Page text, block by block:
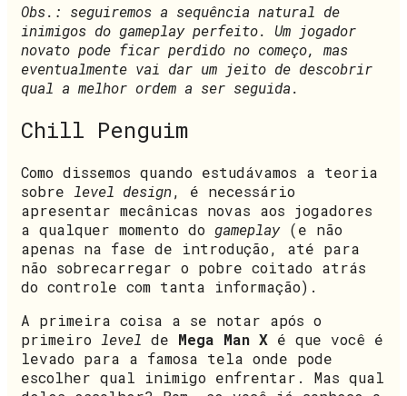
Obs.: seguiremos a sequência natural de
inimigos do gameplay perfeito. Um jogador
novato pode ficar perdido no começo, mas
eventualmente vai dar um jeito de descobrir
qual a melhor ordem a ser seguida.
Chill Penguim
Como dissemos quando estudávamos a teoria
sobre level design, é necessário
apresentar mecânicas novas aos jogadores
a qualquer momento do gameplay(e não
apenas na fase de introdução, até para
não sobrecarregar o pobre coitado atrás
do controle com tanta informação).
A primeira coisa a se notar após o
primeiro level de Mega Man X é que você é
levado para a famosa tela onde pode
escolher qual inimigo enfrentar. Mas qual